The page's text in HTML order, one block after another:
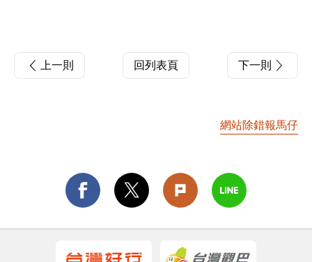
上一則 回列表頁 下一則
網站除錯報馬仔